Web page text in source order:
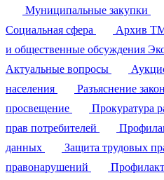
Муниципальные закупки
Социальная сфера
Архив
и общественные обсуждения
Актуальные вопросы
населения
Разъяснение
просвещение
Прокуратура
прав потребителей
данных
Защита трудовых
правонарушений